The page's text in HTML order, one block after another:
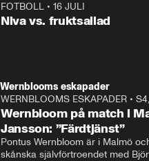
FOTBOLL • 16 JULI
Niva vs. fruktsallad
Wernblooms eskapader
WERNBLOOMS ESKAPADER •
Wernbloom på match i
Jansson: ”Färdtjänst”
Pontus Wernbloom är i Malmö
skånska självförtroendet med